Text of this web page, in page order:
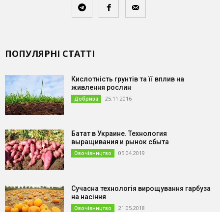
ПОПУЛЯРНІ СТАТТІ
Кислотність грунтів та її вплив на
живлення рослин
Добрива 25.11.2016
Батат в Украине. Технология
выращивания и рынок сбыта
Овочівництво 05.04.2019
Сучасна технологія вирощування гарбуза
на насіння
Овочівництво 21.05.2018